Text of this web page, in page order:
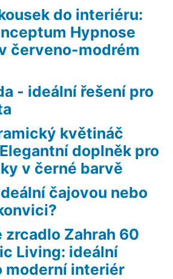
do interiéru:
Hypnose
červeno-modrém
- ideální řešení pro
květináč
doplněk pro
v černé barvě
čajovou nebo
zrcadlo Zahrah 60
Living: ideální
moderní interiér